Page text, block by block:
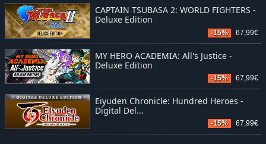
CAPTAIN TSUBASA 2: WORLD FIGHTERS -
Deluxe Edition
-15% 67,99€
MY HERO ACADEMIA: All's Justice -
Deluxe Edition
-15% 67,99€
Eiyuden Chronicle: Hundred Heroes -
Digital Del...
-15% 67,99€